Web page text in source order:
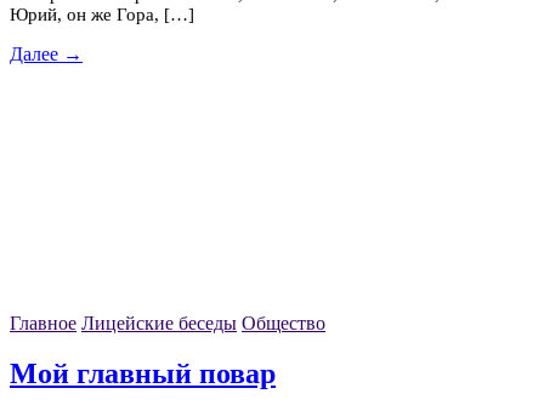
Юрий, он же Гора, […]
Далее →
Главное Лицейские беседы Общество
Мой главный повар